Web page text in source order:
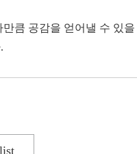
큼 공감을 얻어낼 수 있